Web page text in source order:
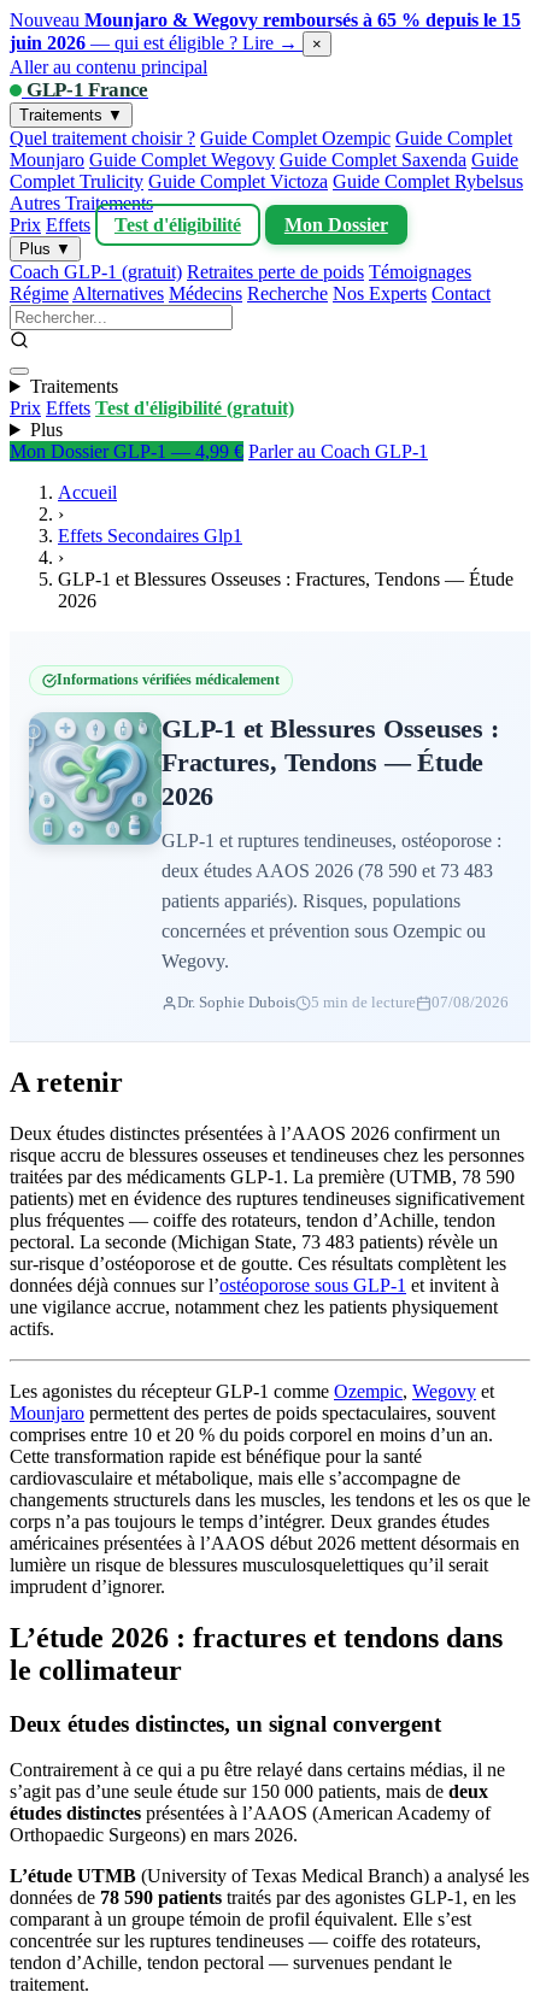
Nouveau Mounjaro & Wegovy remboursés à 65 % depuis le 15
juin 2026 — qui est éligible ? Lire → ×
Aller au contenu principal
GLP-1 France
Traitements ▼
Quel traitement choisir ? Guide Complet Ozempic Guide Complet
Mounjaro Guide Complet Wegovy Guide Complet Saxenda Guide
Complet Trulicity Guide Complet Victoza Guide Complet Rybelsus
Autres Traitements
Prix Effets Test d'éligibilité Mon Dossier
Plus ▼
Coach GLP-1 (gratuit) Retraites perte de poids Témoignages
Régime Alternatives Médecins Recherche Nos Experts Contact
Traitements
Prix Effets Test d'éligibilité (gratuit)
Plus
Mon Dossier GLP-1 — 4,99 € Parler au Coach GLP-1
Accueil
›
Effets Secondaires Glp1
›
GLP-1 et Blessures Osseuses : Fractures, Tendons — Étude
2026
Informations vérifiées médicalement
GLP-1 et Blessures Osseuses :
Fractures, Tendons — Étude
2026
GLP-1 et ruptures tendineuses, ostéoporose :
deux études AAOS 2026 (78 590 et 73 483
patients appariés). Risques, populations
concernées et prévention sous Ozempic ou
Wegovy.
Dr. Sophie Dubois 5 min de lecture 07/08/2026
A retenir
Deux études distinctes présentées à l’AAOS 2026 confirment un
risque accru de blessures osseuses et tendineuses chez les personnes
traitées par des médicaments GLP-1. La première (UTMB, 78 590
patients) met en évidence des ruptures tendineuses significativement
plus fréquentes — coiffe des rotateurs, tendon d’Achille, tendon
pectoral. La seconde (Michigan State, 73 483 patients) révèle un
sur-risque d’ostéoporose et de goutte. Ces résultats complètent les
données déjà connues sur l’ostéoporose sous GLP-1 et invitent à
une vigilance accrue, notamment chez les patients physiquement
actifs.
Les agonistes du récepteur GLP-1 comme Ozempic, Wegovy et
Mounjaro permettent des pertes de poids spectaculaires, souvent
comprises entre 10 et 20 % du poids corporel en moins d’un an.
Cette transformation rapide est bénéfique pour la santé
cardiovasculaire et métabolique, mais elle s’accompagne de
changements structurels dans les muscles, les tendons et les os que le
corps n’a pas toujours le temps d’intégrer. Deux grandes études
américaines présentées à l’AAOS début 2026 mettent désormais en
lumière un risque de blessures musculosquelettiques qu’il serait
imprudent d’ignorer.
L’étude 2026 : fractures et tendons dans
le collimateur
Deux études distinctes, un signal convergent
Contrairement à ce qui a pu être relayé dans certains médias, il ne
s’agit pas d’une seule étude sur 150 000 patients, mais de deux
études distinctes présentées à l’AAOS (American Academy of
Orthopaedic Surgeons) en mars 2026.
L’étude UTMB (University of Texas Medical Branch) a analysé les
données de 78 590 patients traités par des agonistes GLP-1, en les
comparant à un groupe témoin de profil équivalent. Elle s’est
concentrée sur les ruptures tendineuses — coiffe des rotateurs,
tendon d’Achille, tendon pectoral — survenues pendant le
traitement.